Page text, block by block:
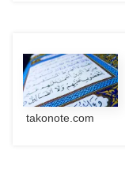
takonote.com